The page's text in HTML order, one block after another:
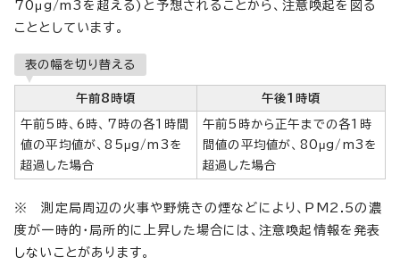
70μg/m3を超える)と予想されることから、注意喚起を図る
こととしています。
表の幅を切り替える
午前8時頃 午後1時頃
午前5時、6時、7時の各1時間
値の平均値が、85μg/m3を
超過した場合
午前5時から正午までの各1時
間値の平均値が、80μg/m3を
超過した場合
※ 測定局周辺の火事や野焼きの煙などにより、PM2.5の濃
度が一時的・局所的に上昇した場合には、注意喚起情報を発表
しないことがあります。